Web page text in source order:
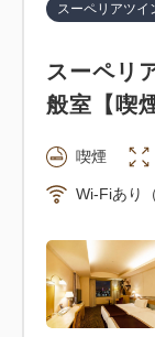
スーペリアツイ
スーペリ
般室【喫
喫煙
Wi-Fiあり